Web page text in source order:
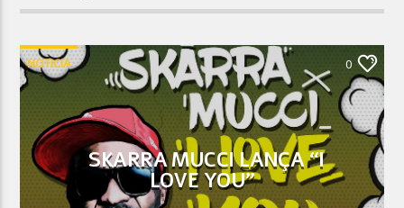
NOTICIA 0
SKARRA MUCCI LANÇA “I
LOVE YOU”